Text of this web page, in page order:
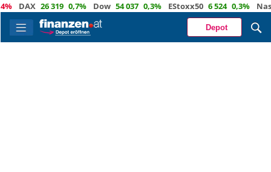
DAX 26 319 0,7% Dow 54 037 0,3% EStoxx50 6 524 0,3% Nasdaq
Depot